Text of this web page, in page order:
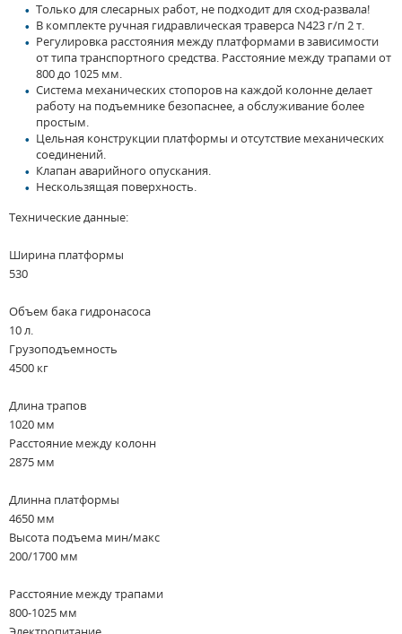
Только для слесарных работ, не подходит для сход-развала!
В комплекте ручная гидравлическая траверса N423 г/п 2 т.
Регулировка расстояния между платформами в зависимости
от типа транспортного средства. Расстояние между трапами от
800 до 1025 мм.
Система механических стопоров на каждой колонне делает
работу на подъемнике безопаснее, а обслуживание более
простым.
Цельная конструкции платформы и отсутствие механических
соединений.
Клапан аварийного опускания.
Нескользящая поверхность.
Технические данные:
Ширина платформы
530
Объем бака гидронасоса
10 л.
Грузоподъемность
4500 кг
Длина трапов
1020 мм
Расстояние между колонн
2875 мм
Длинна платформы
4650 мм
Высота подъема мин/макс
200/1700 мм
Расстояние между трапами
800-1025 мм